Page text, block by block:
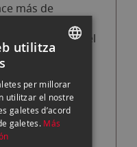
más de
Arca Swiss
de la calidad y el
forma única (
) sigue
todos los
importa qué
de la tensión,
aumentar el
ENGLISH
CATALAN
utilitza
per millorar
utilitzar el nostre
galetes d’acord
galetes. Más